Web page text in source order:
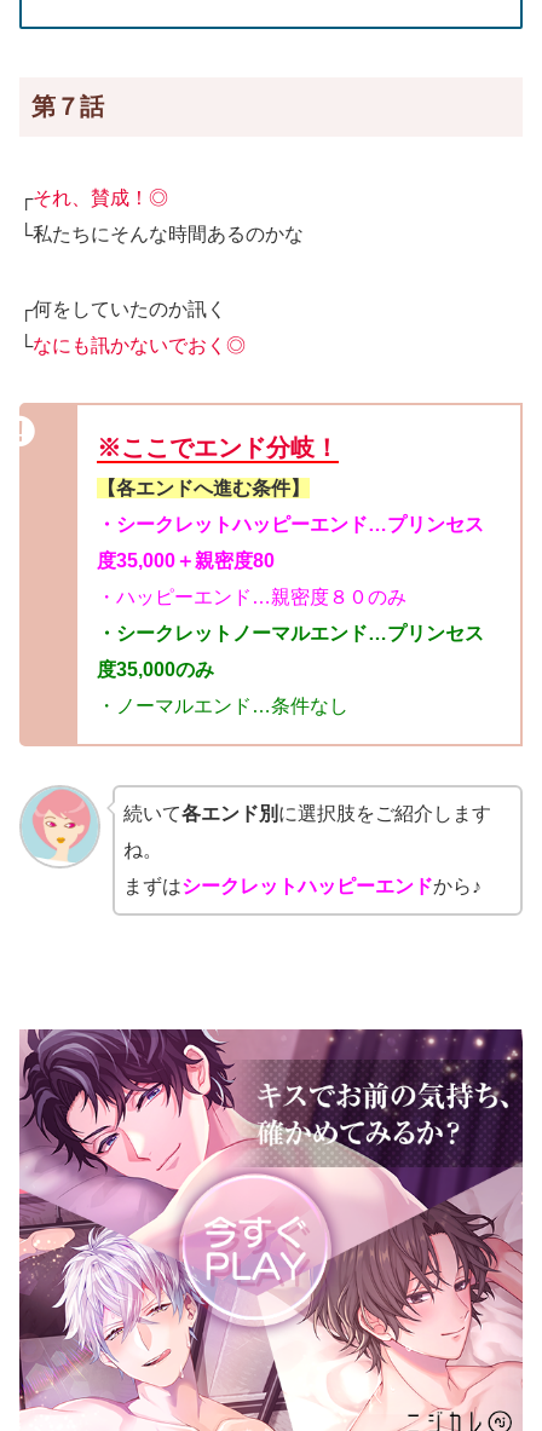
第７話
┌それ、賛成！◎
└私たちにそんな時間あるのかな
┌何をしていたのか訊く
└なにも訊かないでおく◎
※ここでエンド分岐！
【各エンドへ進む条件】
・シークレットハッピーエンド…プリンセス
度35,000＋親密度80
・ハッピーエンド…親密度８０のみ
・シークレットノーマルエンド…プリンセス
度35,000のみ
・ノーマルエンド…条件なし
続いて各エンド別 に選択肢をご紹介します
ね。
まずはシークレットハッピーエンドから♪